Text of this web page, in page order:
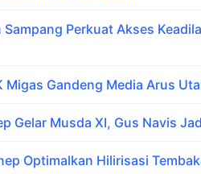
Perkuat Akses
Migas Gandeng Media Arus
Gelar Musda XI, Gus Navis
Optimalkan Hilirisasi